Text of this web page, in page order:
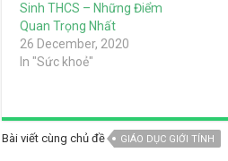
Sinh THCS – Những Điểm
Quan Trọng Nhất
26 December, 2020
In "Sức khoẻ"
Bài viết cùng chủ đề GIÁO DỤC GIỚI TÍNH